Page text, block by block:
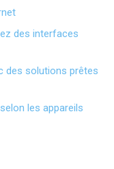
des interfaces
des solutions prêtes
les appareils